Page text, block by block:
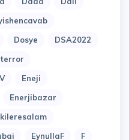
Dosye
DSA2022
Eneji
Enerjibazar
EynullaF
F